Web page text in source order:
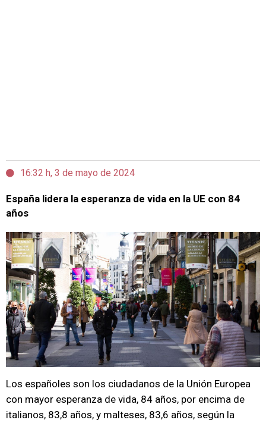
16:32 h, 3 de mayo de 2024
España lidera la esperanza de vida en la UE con 84
años
Los españoles son los ciudadanos de la Unión Europea
con mayor esperanza de vida, 84 años, por encima de
italianos, 83,8 años, y malteses, 83,6 años, según la